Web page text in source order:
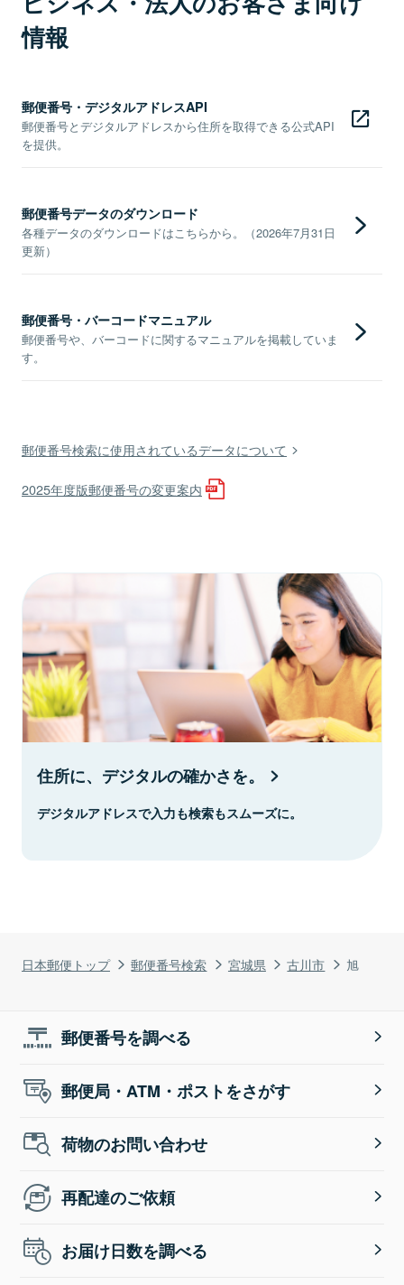
日本郵便トップ 郵便番号検索 宮城県 古川市 旭
情報
郵便番号・デジタルアドレスAPI
郵便番号とデジタルアドレスから住所を取得できる公式API
を提供。
郵便番号データのダウンロード
各種データのダウンロードはこちらから。（2026年7月31日
更新）
郵便番号・バーコードマニュアル
郵便番号や、バーコードに関するマニュアルを掲載していま
す。
郵便番号検索に使用されているデータについて
2025年度版郵便番号の変更案内
住所に、デジタルの確かさを。
デジタルアドレスで入力も検索もスムーズに。
郵便番号を調べる
郵便局・ATM・ポストをさがす
荷物のお問い合わせ
再配達のご依頼
お届け日数を調べる